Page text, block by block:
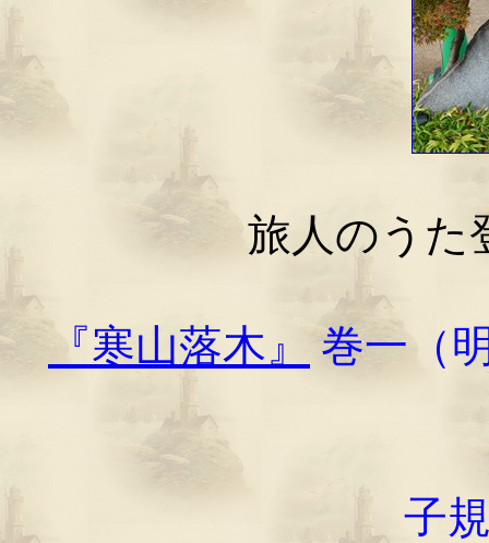
旅人のうた
『寒山落木』 巻一（
子